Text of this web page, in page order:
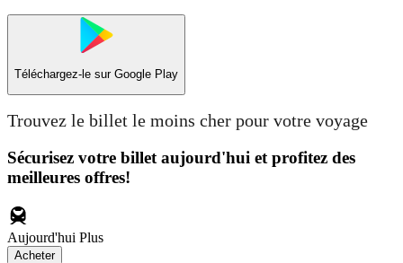
Téléchargez-le sur Google Play
Trouvez le billet le moins cher pour votre voyage
Sécurisez votre billet aujourd'hui et profitez des
meilleures offres!
Aujourd'hui Plus
Acheter